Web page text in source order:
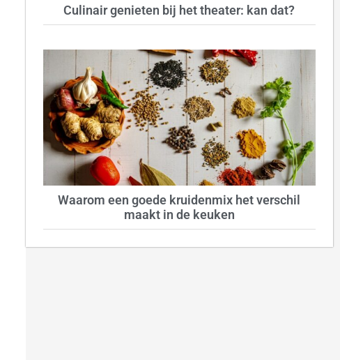
Culinair genieten bij het theater: kan dat?
Waarom een goede kruidenmix het verschil
maakt in de keuken